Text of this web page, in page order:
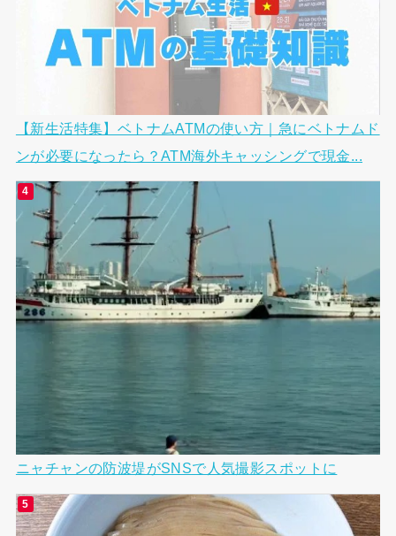
【新生活特集】ベトナムATMの使い方｜急にベトナムド
ンが必要になったら？ATM海外キャッシングで現金...
ニャチャンの防波堤がSNSで人気撮影スポットに